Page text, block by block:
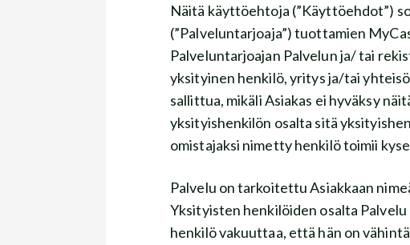
Näitä käyttöehtoja (”Käyttöehdot”)
(”Palveluntarjoaja”) tuottamien
Palveluntarjoajan Palvelun ja/ tai
yksityinen henkilö, yritys ja/tai
sallittua, mikäli Asiakas ei hyväksy
yksityishenkilön osalta sitä
omistajaksi nimetty henkilö toimii
Palvelu on tarkoitettu Asiakkaan
Yksityisten henkilöiden osalta
henkilö vakuuttaa, että hän on